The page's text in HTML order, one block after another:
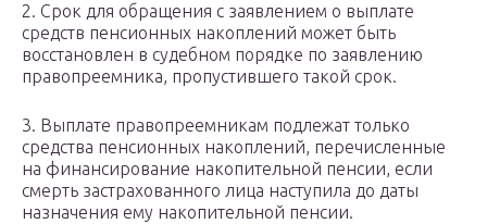
2. Срок для обращения с заявлением о выплате
средств пенсионных накоплений может быть
восстановлен в судебном порядке по заявлению
правопреемника, пропустившего такой срок.
3. Выплате правопреемникам подлежат только
средства пенсионных накоплений, перечисленные
на финансирование накопительной пенсии, если
смерть застрахованного лица наступила до даты
назначения ему накопительной пенсии.